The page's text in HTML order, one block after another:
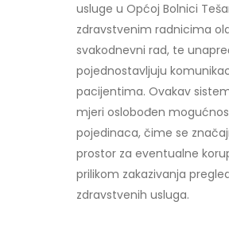
usluge u Općoj Bolnici
zdravstvenim radnicima
svakodnevni rad, te
pojednostavljuju
pacijentima. Ovakav
mjeri oslobođen
pojedinaca, čime se
prostor za eventualne
prilikom zakazivanja
zdravstvenih usluga.